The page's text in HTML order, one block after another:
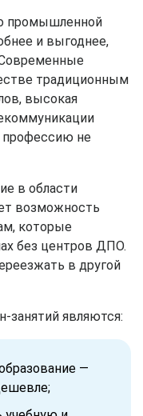
промышленной
и выгоднее,
традиционным
высокая
профессию не
в области
возможность
которые
без центров ДПО.
в другой
занятий являются:
—